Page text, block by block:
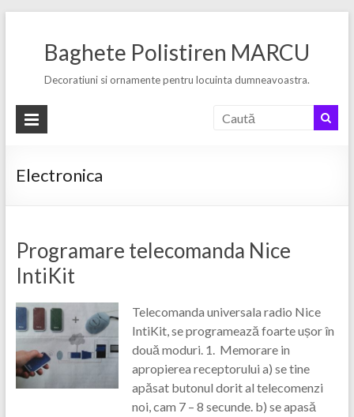
Baghete Polistiren MARCU
Decoratiuni si ornamente pentru locuinta dumneavoastra.
Electronica
Programare telecomanda Nice
IntiKit
Telecomanda universala radio Nice
IntiKit, se programează foarte ușor în
două moduri. 1. Memorare in
apropierea receptorului a) se tine
apăsat butonul dorit al telecomenzi
noi, cam 7 – 8 secunde. b) se apasă